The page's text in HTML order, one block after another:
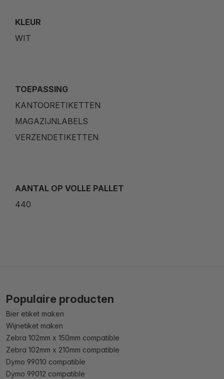
KLEUR
WIT
TOEPASSING
KANTOORETIKETTEN
MAGAZIJNLABELS
VERZENDETIKETTEN
AANTAL OP VOLLE PALLET
440
Populaire producten
Bier etiket maken
Wijnetiket maken
Zebra 102mm x 150mm compatible
Zebra 102mm x 210mm compatible
Dymo 99010 compatible
Dymo 99012 compatible